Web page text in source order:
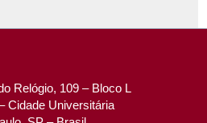
Relógio, 109 – Bloco L
Cidade Universitária